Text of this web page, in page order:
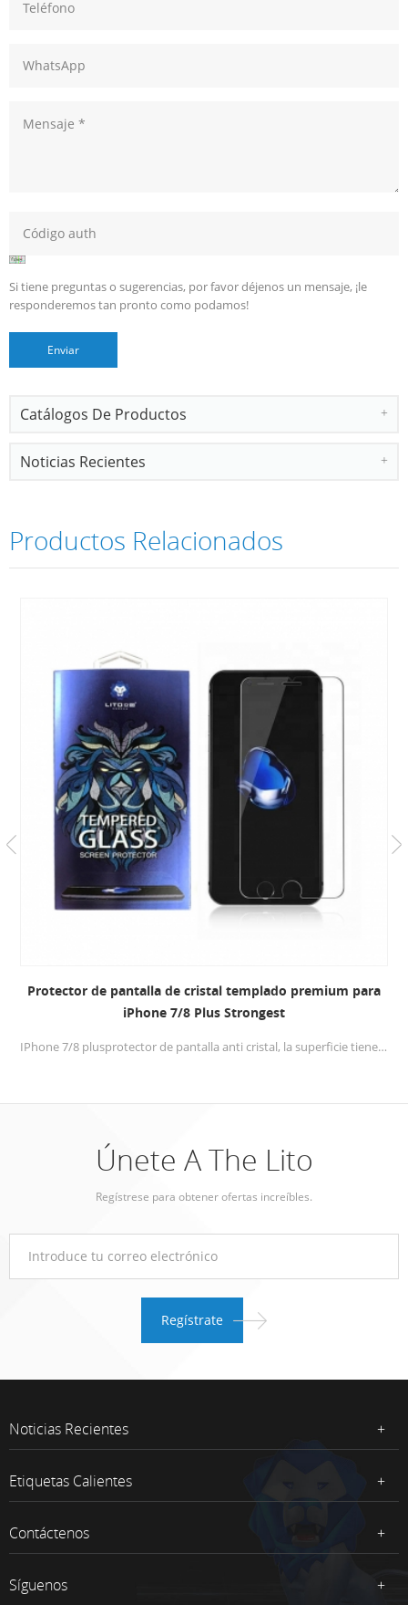
Si tiene preguntas o sugerencias, por favor déjenos un mensaje, ¡le
responderemos tan pronto como podamos!
Catálogos De Productos
Noticias Recientes
Productos Relacionados
Protector de pantalla de cristal templado premium para
iPhone 7/8 Plus Strongest
IPhone 7/8 plusprotector de pantalla anti cristal, la superficie tiene una dureza de 9H, se templa más de 4 horas, protege perfectamente la pantalla de su teléfono.
Únete A The Lito
Regístrese para obtener ofertas increíbles.
Noticias Recientes
Etiquetas Calientes
Contáctenos
Síguenos